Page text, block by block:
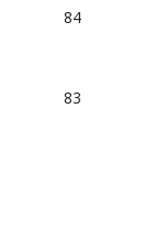
84
83